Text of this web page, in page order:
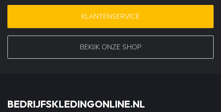
KLANTENSERVICE
BEKIJK ONZE SHOP
BEDRIJFSKLEDINGONLINE.NL